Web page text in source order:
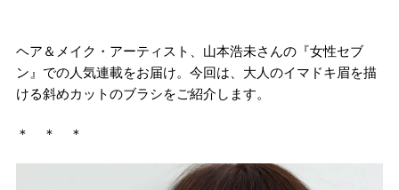
ヘア＆メイク・アーティスト、山本浩未さんの『女性セブ
ン』での人気連載をお届け。今回は、大人のイマドキ眉を描
ける斜めカットのブラシをご紹介します。
＊ ＊ ＊